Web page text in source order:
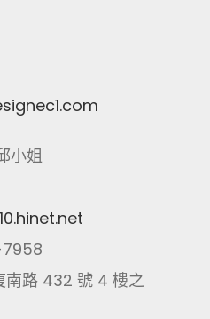
小姐
南路 432 號 4 樓之